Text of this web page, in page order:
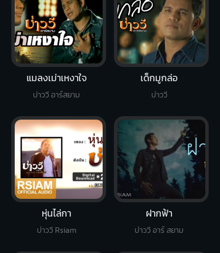
แมลงเม่าเหงาใจ
บ่าววี อาร์สยาม
เด็กมูกล่อ
บ่าววี
หุ่นไล่กา
บ่าววี Rsiam
ฝากฟ้า
บ่าววี อาร์ สยาม